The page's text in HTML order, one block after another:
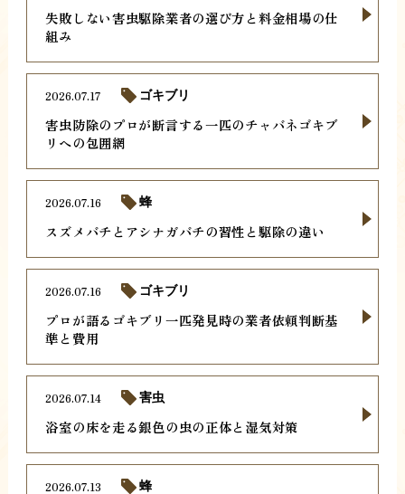
失敗しない害虫駆除業者の選び方と料金相場の仕
組み
害虫防除のプロが断言する一匹のチャバネゴキブ
リへの包囲網
2026.07.17 ゴキブリ
スズメバチとアシナガバチの習性と駆除の違い
2026.07.16 蜂
プロが語るゴキブリ一匹発見時の業者依頼判断基
準と費用
2026.07.16 ゴキブリ
浴室の床を走る銀色の虫の正体と湿気対策
2026.07.14 害虫
2026.07.13 蜂